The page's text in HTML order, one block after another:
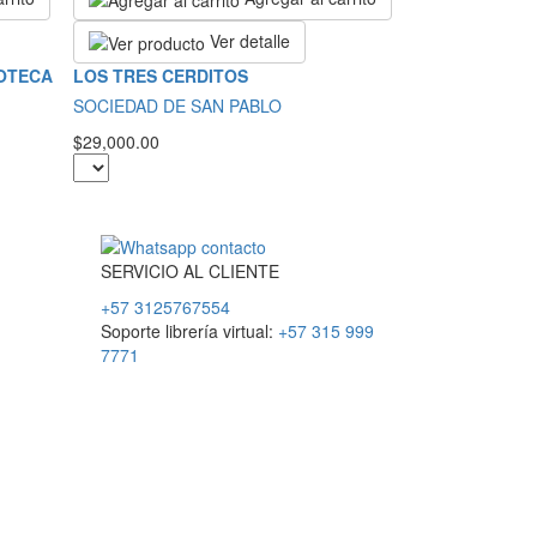
Ver detalle
LOS TRES CERDITOS
SOCIEDAD DE SAN PABLO
$29,000.00
SERVICIOAL CLIENTE
+57 3125767554
Soporte librería virtual: +57 315 999
7771